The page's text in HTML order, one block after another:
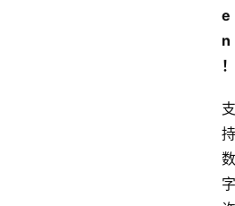
e
n
！
支
持
数
字